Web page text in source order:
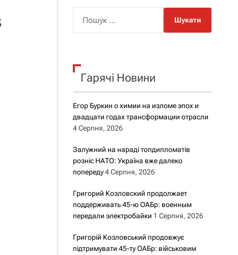
о
у
к
Гарячі Новини
Егор Буркин о химии на изломе эпох и
двадцати годах трансформации отрасли
4 Серпня, 2026
Залужний на нараді топдипломатів
розніс НАТО: Україна вже далеко
попереду 4 Серпня, 2026
Григорий Козловский продолжает
поддерживать 45-ю ОАБр: военным
передали электробайки 1 Серпня, 2026
Григорій Козловський продовжує
підтримувати 45-ту ОАБр: військовим